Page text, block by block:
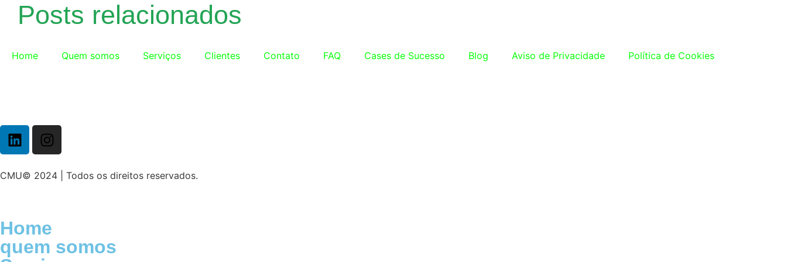
Posts relacionados
Home Quem somos Serviços Clientes Contato FAQ Cases de Sucesso Blog Aviso de Privacidade Política de Cookies
CMU© 2024 | Todos os direitos reservados.
Home
quem somos